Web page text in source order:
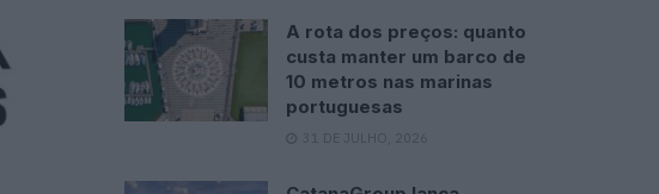
A rota dos preços: quanto
custa manter um barco de
10 metros nas marinas
portuguesas
31 DE JULHO, 2026